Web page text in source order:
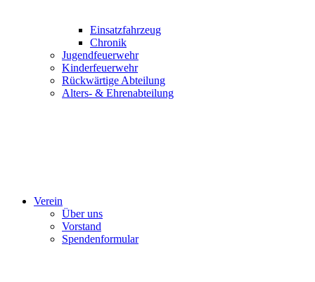
Einsatzfahrzeug
Chronik
Jugendfeuerwehr
Kinderfeuerwehr
Rückwärtige Abteilung
Alters- & Ehrenabteilung
Verein
Über uns
Vorstand
Spendenformular